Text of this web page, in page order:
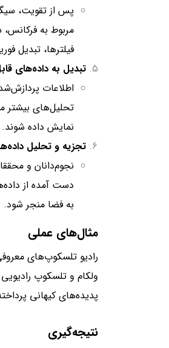
پس از تقویت،
مربوط به
فیلترها، تبدیل
تبدیل به داده‌های
اطلاعات
تحلیل‌های بیشتر
نمایش داده شوند.
تجزیه و تحلیل
نجوم‌دانان و
دست آمده از
به فضا منجر شود.
مثال‌های عملی
رادیو تلسکوپ‌های
ولکام و تلسکوپ
پدیده‌های کیهانی
نتیجه‌گیری